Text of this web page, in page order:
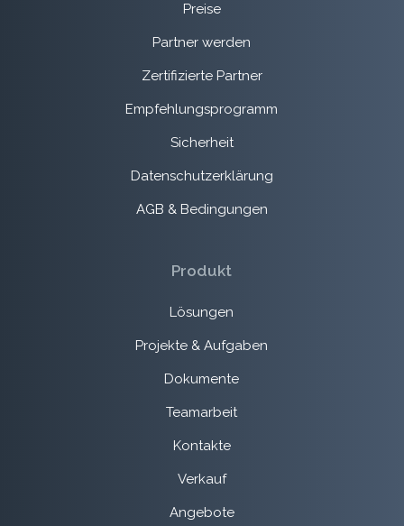
Preise
Partner werden
Zertifizierte Partner
Empfehlungsprogramm
Sicherheit
Datenschutzerklärung
AGB & Bedingungen
Produkt
Lösungen
Projekte & Aufgaben
Dokumente
Teamarbeit
Kontakte
Verkauf
Angebote